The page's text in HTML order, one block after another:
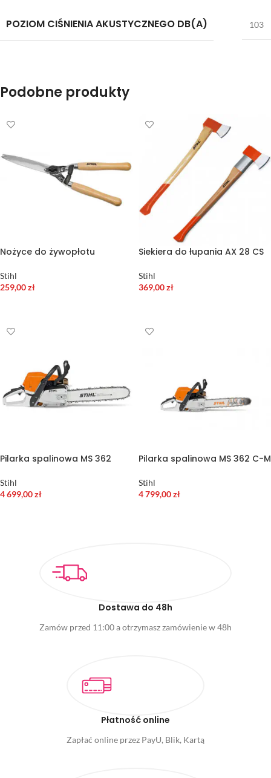
POZIOM CIŚNIENIA AKUSTYCZNEGO DB(A) 103
Podobne produkty
Nożyce do żywopłotu
Stihl
259,00zł
Siekiera do łupania AX 28 CS
Stihl
369,00zł
Pilarka spalinowa MS 362
Stihl
4 699,00zł
Pilarka spalinowa MS 362 C-M
Stihl
4 799,00zł
Dostawa do 48h
Zamów przed 11:00 a otrzymasz zamówienie w 48h
Płatność online
Zapłać online przez PayU, Blik, Kartą